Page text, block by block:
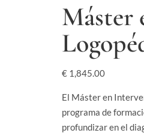
Máster
€1,845.00
El Máster en
programa de
profundizar en el